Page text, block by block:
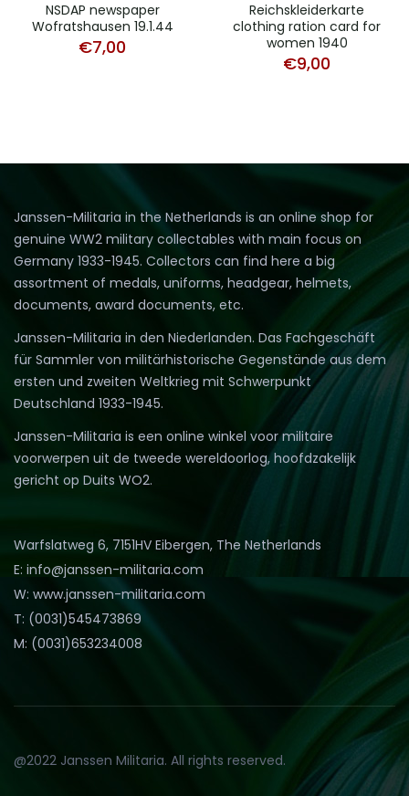
NSDAP newspaper
Wofratshausen 19.1.44
€7,00
Reichskleiderkarte
clothing ration card for
women 1940
€9,00
Janssen-Militaria in the Netherlands is an online shop for
genuine WW2 military collectables with main focus on
Germany 1933-1945. Collectors can find here a big
assortment of medals, uniforms, headgear, helmets,
documents, award documents, etc.
Janssen-Militaria in den Niederlanden. Das Fachgeschäft
für Sammler von militärhistorische Gegenstände aus dem
ersten und zweiten Weltkrieg mit Schwerpunkt
Deutschland 1933-1945.
Janssen-Militaria is een online winkel voor militaire
voorwerpen uit de tweede wereldoorlog, hoofdzakelijk
gericht op Duits WO2.
Warfslatweg 6, 7151HV Eibergen, The Netherlands
E: info@janssen-militaria.com
W: www.janssen-militaria.com
T: (0031)545473869
M: (0031)653234008
@2022 Janssen Militaria. All rights reserved.